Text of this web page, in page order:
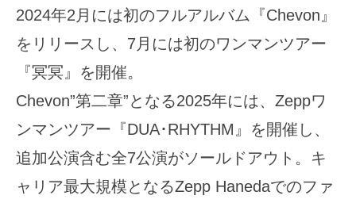
2024年2月には初のフルアルバム『Chevon』
をリリースし、7月には初のワンマンツアー
『冥冥』を開催。
Chevon”第二章”となる2025年には、Zeppワ
ンマンツアー『DUA･RHYTHM』を開催し、
追加公演含む全7公演がソールドアウト。キ
ャリア最大規模となるZepp Hanedaでのファ